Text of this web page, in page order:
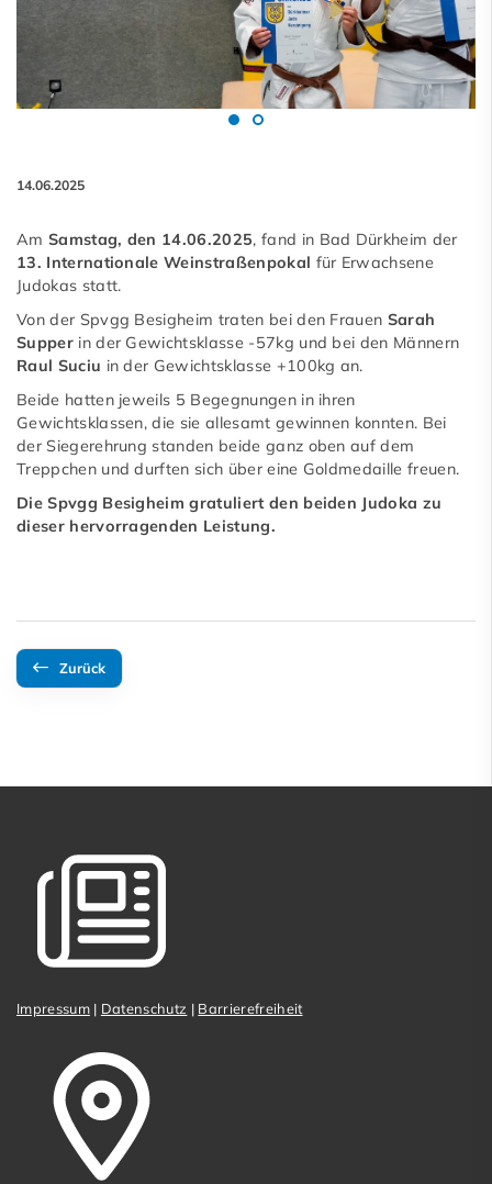
14.06.2025
Am Samstag, den 14.06.2025, fand in Bad Dürkheim der
13. Internationale Weinstraßenpokal für Erwachsene
Judokas statt.
Von der Spvgg Besigheim traten bei den Frauen Sarah
Supperin der Gewichtsklasse -57kg und bei den Männern
Raul Suciu in der Gewichtsklasse +100kg an.
Beide hatten jeweils 5 Begegnungen in ihren
Gewichtsklassen, die sie allesamt gewinnen konnten. Bei
der Siegerehrung standen beide ganz oben auf dem
Treppchen und durften sich über eine Goldmedaille freuen.
Die Spvgg Besigheim gratuliert den beiden Judoka zu
dieser hervorragenden Leistung.
Zurück
Impressum| Datenschutz | Barrierefreiheit